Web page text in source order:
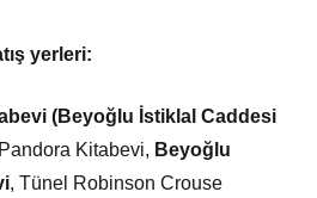
yerleri:
(Beyoğlu İstiklal Caddesi
Kitabevi, Beyoğlu
, Tünel Robinson Crouse